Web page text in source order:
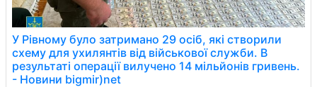
У Рівному було затримано 29 осіб, які створили
схему для ухилянтів від військової служби. В
результаті операції вилучено 14 мільйонів гривень.
- Новини bigmir)net